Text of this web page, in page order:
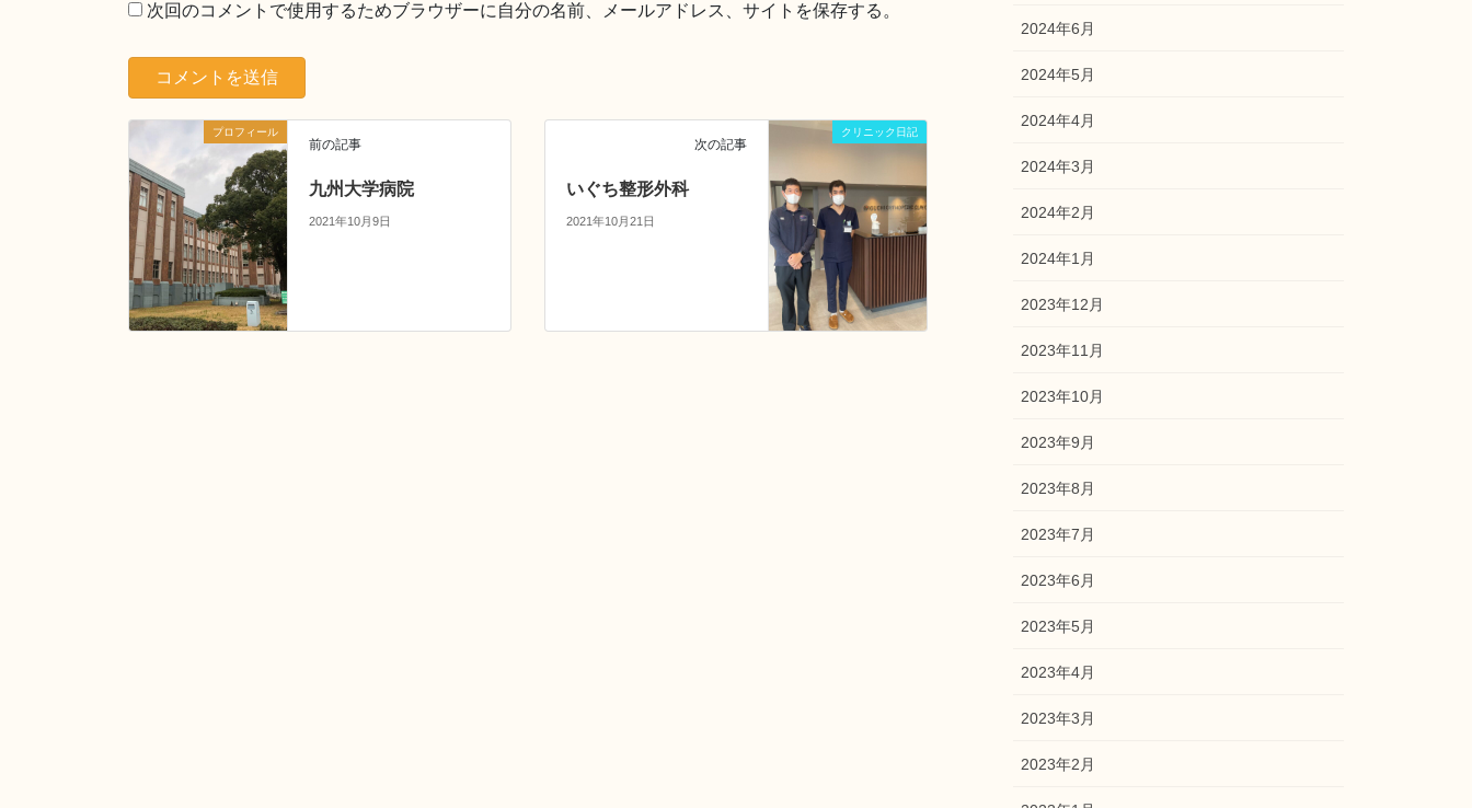
次回のコメントで使用するためブラウザーに自分の名前、メールアドレス、サイトを保存する。
プロフィール
前の記事
九州大学病院
2021年10月9日
クリニック日記
次の記事
いぐち整形外科
2021年10月21日
2024年6月
2024年5月
2024年4月
2024年3月
2024年2月
2024年1月
2023年12月
2023年11月
2023年10月
2023年9月
2023年8月
2023年7月
2023年6月
2023年5月
2023年4月
2023年3月
2023年2月